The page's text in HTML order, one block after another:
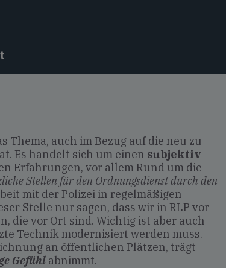
Thema, auch im Bezug auf die neu zu
Es handelt sich um einen subjektiv
Erfahrungen, vor allem Rund um die
Stellen für den Ordnungsdienst durch den
mit der Polizei in regelmäßigen
Stelle nur sagen, dass wir in RLP vor
die vor Ort sind. Wichtig ist aber auch
Technik modernisiert werden muss.
an öffentlichen Plätzen, trägt
Gefühl abnimmt.